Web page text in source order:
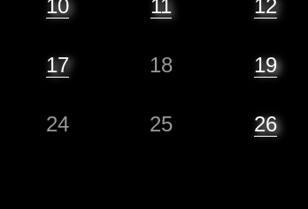
10 11 12
17 18 19
24 25 26